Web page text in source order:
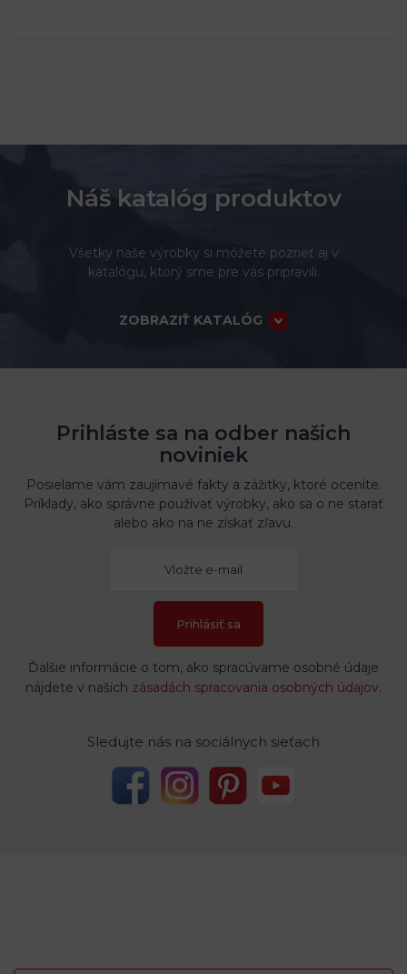
Náš katalóg produktov
Všetky naše výrobky si môžete pozrieť aj v
katalógu, ktorý sme pre vás pripravili.
ZOBRAZIŤ KATALÓG
Prihláste sa na odber našich
noviniek
Posielame vám zaujímavé fakty a zážitky, ktoré oceníte.
Príklady, ako správne používať výrobky, ako sa o ne starať
alebo ako na ne získať zľavu.
Prihlásiť sa
Ďalšie informácie o tom, ako spracúvame osobné údaje
nájdete v našich zásadách spracovania osobných údajov.
Sledujte nás na sociálnych sieťach